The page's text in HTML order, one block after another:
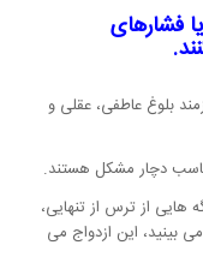
فشارهای
بلوغ عاطفی، عقلی و
مناسب دچار مشکل هستند.
از ترس از تنهایی،
بینید، این ازدواج می